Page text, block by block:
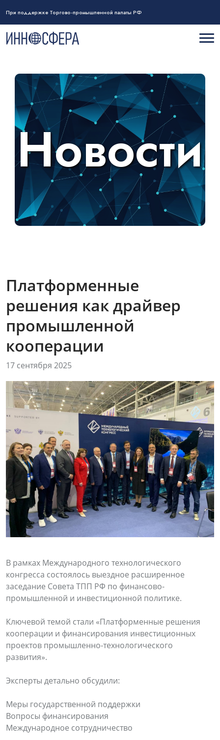
При поддержке Торгово-промышленной палаты РФ
Новости
Платформенные
решения как драйвер
промышленной
кооперации
17 сентября 2025
В рамках Международного технологического
конгресса состоялось выездное расширенное
заседание Совета ТПП РФ по финансово-
промышленной и инвестиционной политике.
Ключевой темой стали «Платформенные решения
кооперации и финансирования инвестиционных
проектов промышленно-технологического
развития».
Эксперты детально обсудили:
Меры государственной поддержки
Вопросы финансирования
Международное сотрудничество